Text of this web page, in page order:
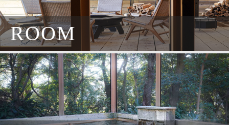
ROOM